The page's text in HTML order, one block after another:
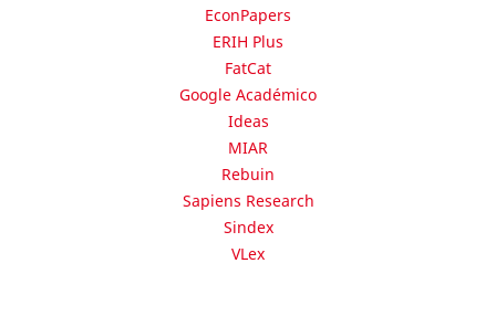
EconPapers
ERIH Plus
FatCat
Google Académico
Ideas
MIAR
Rebuin
Sapiens Research
Sindex
VLex